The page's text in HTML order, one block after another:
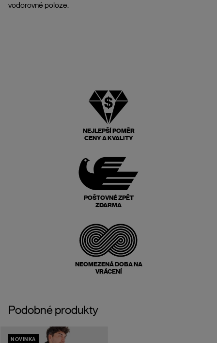
vodorovné poloze.
NEJLEPŠÍ POMĚR
CENY A KVALITY
POŠTOVNÉ ZPĚT
ZDARMA
NEOMEZENÁ DOBA NA
VRÁCENÍ
Podobné produkty
NOVINKA